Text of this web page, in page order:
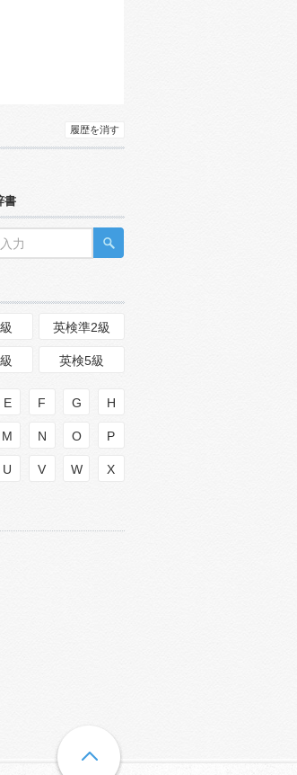
履歴を消す
書
英検準2級
英検5級
E F G H
M N O P
U V W X